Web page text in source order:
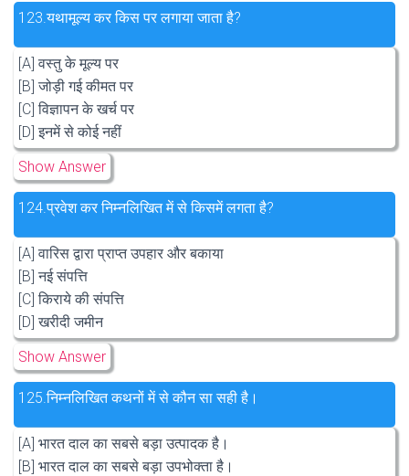
123.यथामूल्य कर किस पर लगाया जाता है?
[A] वस्तु के मूल्य पर
[B] जोड़ी गई कीमत पर
[C] विज्ञापन के खर्च पर
[D] इनमें से कोई नहीं
Show Answer
124.प्रवेश कर निम्नलिखित में से किसमें लगता है?
[A] वारिस द्वारा प्राप्त उपहार और बकाया
[B] नई संपत्ति
[C] किराये की संपत्ति
[D] खरीदी जमीन
Show Answer
125.निम्नलिखित कथनों में से कौन सा सही है।
[A] भारत दाल का सबसे बड़ा उत्पादक है।
[B] भारत दाल का सबसे बड़ा उपभोक्ता है।